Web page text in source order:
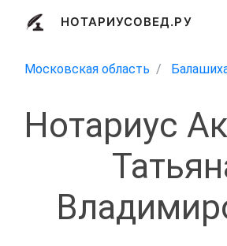
НОТАРИУСОВЕД.РУ
Московская область
Нотариус